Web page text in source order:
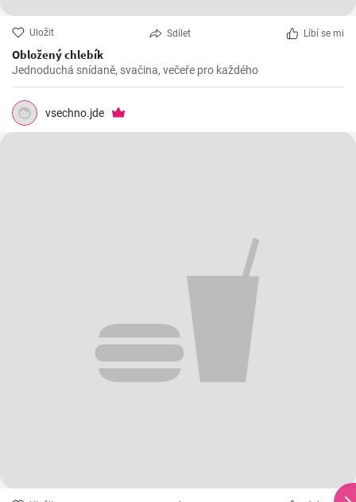
Uložit Sdílet Líbí se mi
Obložený chlebík
Jednoduchá snídaně, svačina, večeře pro každého
vsechno.jde